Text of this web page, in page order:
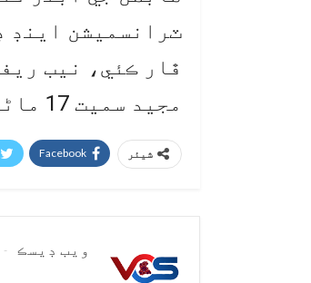
ٽرانسميشن اينڊ
ڦار ڪئي، نيب
مجيد سميت 17 ماڻهن کي نامزد ڪيو ويو.
شیئر Facebook
ويب ڊيسڪ